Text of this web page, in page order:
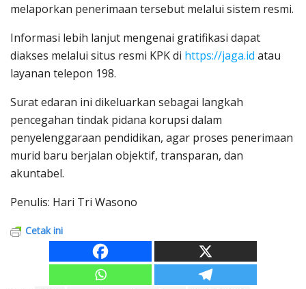
melaporkan penerimaan tersebut melalui sistem resmi.
Informasi lebih lanjut mengenai gratifikasi dapat
diakses melalui situs resmi KPK di https://jaga.id atau
layanan telepon 198.
Surat edaran ini dikeluarkan sebagai langkah
pencegahan tindak pidana korupsi dalam
penyelenggaraan pendidikan, agar proses penerimaan
murid baru berjalan objektif, transparan, dan
akuntabel.
Penulis: Hari Tri Wasono
Cetak ini